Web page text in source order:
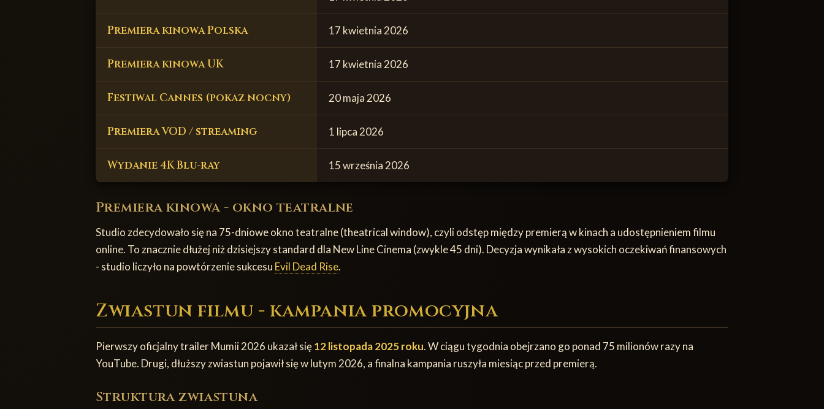
Premiera kinowa Polska 17 kwietnia 2026
Premiera kinowa UK 17 kwietnia 2026
Festiwal Cannes (pokaz nocny) 20 maja 2026
Premiera VOD / streaming 1 lipca 2026
Wydanie 4K Blu-ray 15 września 2026
Premiera kinowa - okno teatralne
Studio zdecydowało się na 75-dniowe okno teatralne (theatrical window), czyli odstęp między premierą w kinach a udostępnieniem filmu
online. To znacznie dłużej niż dzisiejszy standard dla New Line Cinema (zwykle 45 dni). Decyzja wynikała z wysokich oczekiwań finansowych
- studio liczyło na powtórzenie sukcesu Evil Dead Rise.
Zwiastun filmu - kampania promocyjna
Pierwszy oficjalny trailer Mumii 2026 ukazał się12 listopada 2025 roku. W ciągu tygodnia obejrzano go ponad 75 milionów razy na
YouTube. Drugi, dłuższy zwiastun pojawił się w lutym 2026, a finalna kampania ruszyła miesiąc przed premierą.
Struktura zwiastuna